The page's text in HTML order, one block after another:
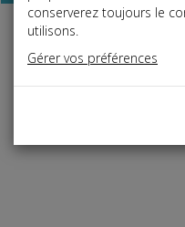
Espace réservé
conserverez toujours le
utilisons.
Gérer vos préférences